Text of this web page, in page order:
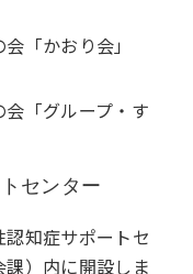
「かおり会」
「グループ・す
センター
知症サポートセ
課）内に開設しま